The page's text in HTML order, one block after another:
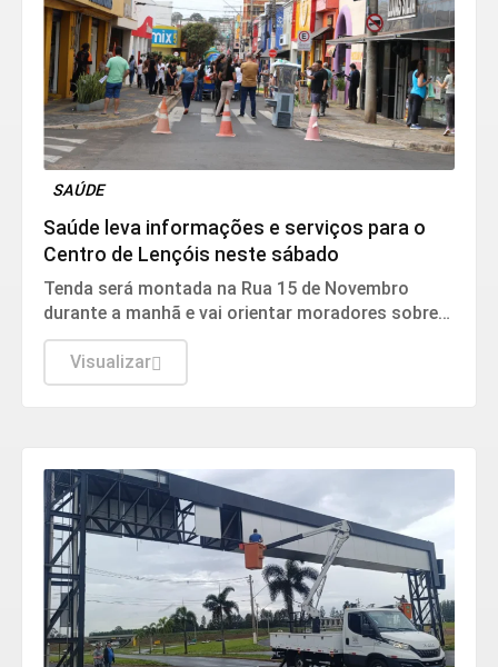
SAÚDE
Saúde leva informações e serviços para o
Centro de Lençóis neste sábado
Tenda será montada na Rua 15 de Novembro
durante a manhã e vai orientar moradores sobre
unidades de saúde, atendimento e cuidados
básicos
Visualizar